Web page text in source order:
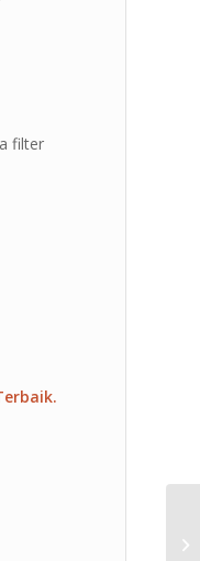
filter